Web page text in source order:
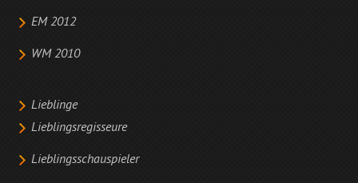
EM 2012
WM 2010
Lieblinge
Lieblingsregisseure
Lieblingsschauspieler